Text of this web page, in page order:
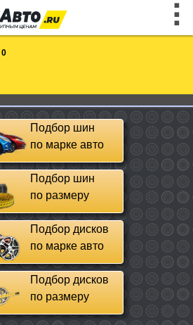
0
Подбор шин
по марке авто
Подбор шин
по размеру
Подбор дисков
по марке авто
Подбор дисков
по размеру